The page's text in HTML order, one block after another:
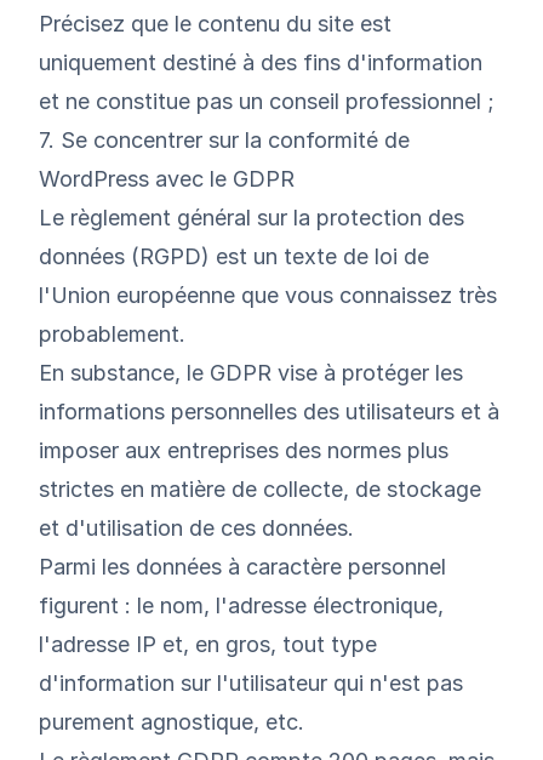
Précisez que le contenu du site est
uniquement destiné à des fins d'information
et ne constitue pas un conseil professionnel ;
7. Se concentrer sur la conformité de
WordPress avec le GDPR
Le règlement général sur la protection des
données (RGPD) est un texte de loi de
l'Union européenne que vous connaissez très
probablement.
En substance, le GDPR vise à protéger les
informations personnelles des utilisateurs et à
imposer aux entreprises des normes plus
strictes en matière de collecte, de stockage
et d'utilisation de ces données.
Parmi les données à caractère personnel
figurent : le nom, l'adresse électronique,
l'adresse IP et, en gros, tout type
d'information sur l'utilisateur qui n'est pas
purement agnostique, etc.